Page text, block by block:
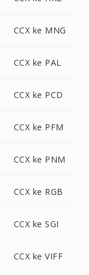
CCX ke MNG
CCX ke PAL
CCX ke PCD
CCX ke PFM
CCX ke PNM
CCX ke RGB
CCX ke SGI
CCX ke VIFF